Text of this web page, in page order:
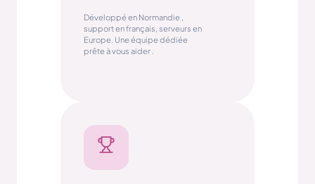
Développé en Normandie ,
support en français, serveurs en
Europe. Une équipe dédiée
prête à vous aider .